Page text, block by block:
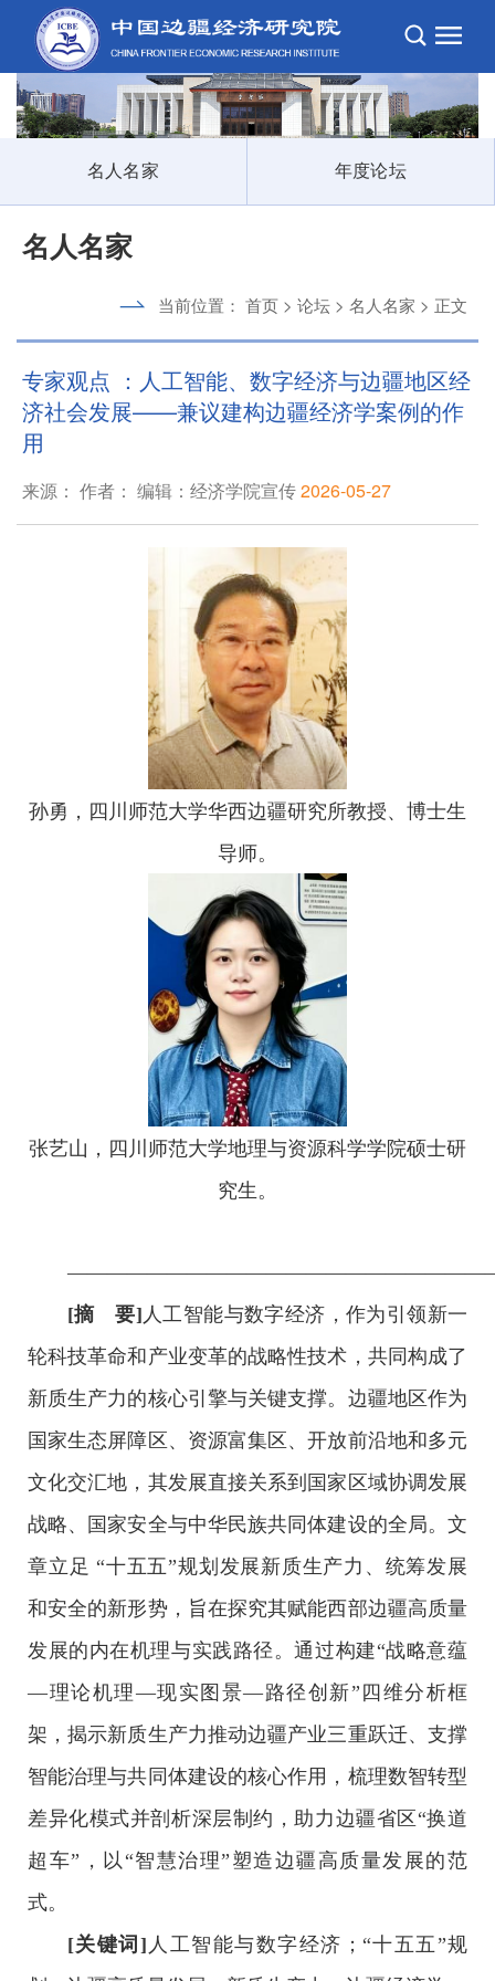
名人名家 年度论坛
名人名家
当前位置： 首页 > 论坛 > 名人名家 > 正文
专家观点 ：人工智能、数字经济与边疆地区经
济社会发展——兼议建构边疆经济学案例的作
用
来源： 作者： 编辑：经济学院宣传2026-05-27
孙勇，四川师范大学华西边疆研究所教授、博士生
导师。
张艺山，四川师范大学地理与资源科学学院硕士研
究生。
[摘 要] 人工智能与数字经济，作为引领新一
轮科技革命和产业变革的战略性技术，共同构成了
新质生产力的核心引擎与关键支撑。边疆地区作为
国家生态屏障区、资源富集区、开放前沿地和多元
文化交汇地，其发展直接关系到国家区域协调发展
战略、国家安全与中华民族共同体建设的全局。文
章立足 “十五五”规划发展新质生产力、统筹发展
和安全的新形势，旨在探究其赋能西部边疆高质量
发展的内在机理与实践路径。通过构建“战略意蕴
—理论机理—现实图景—路径创新”四维分析框
架，揭示新质生产力推动边疆产业三重跃迁、支撑
智能治理与共同体建设的核心作用，梳理数智转型
差异化模式并剖析深层制约，助力边疆省区“换道
超车”，以“智慧治理”塑造边疆高质量发展的范
式。
[关键词] 人工智能与数字经济；“十五五”规